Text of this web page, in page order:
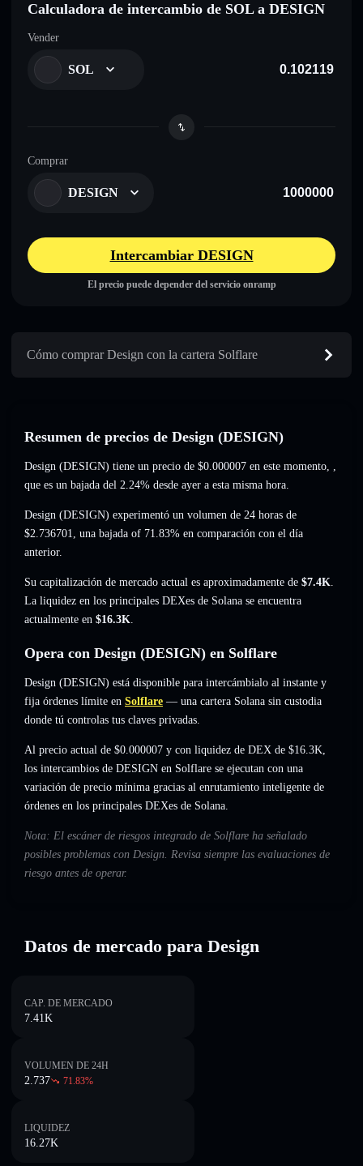
Calculadora de intercambio de SOL a DESIGN
Vender
SOL
Comprar
DESIGN
Intercambiar DESIGN
El precio puede depender del servicio onramp
Cómo comprar Design con la cartera Solflare
Resumen de precios de Design (DESIGN)
Design (DESIGN) tiene un precio de $0.000007 en este momento, ,
que es un bajada del 2.24% desde ayer a esta misma hora.
Design (DESIGN) experimentó un volumen de 24 horas de
$2.736701, una bajada of 71.83% en comparación con el día
anterior.
Su capitalización de mercado actual es aproximadamente de $7.4K.
La liquidez en los principales DEXes de Solana se encuentra
actualmente en $16.3K.
Opera con Design (DESIGN) en Solflare
Design (DESIGN) está disponible para intercámbialo al instante y
fija órdenes límite en Solflare — una cartera Solana sin custodia
donde tú controlas tus claves privadas.
Al precio actual de $0.000007 y con liquidez de DEX de $16.3K,
los intercambios de DESIGN en Solflare se ejecutan con una
variación de precio mínima gracias al enrutamiento inteligente de
órdenes en los principales DEXes de Solana.
Nota: El escáner de riesgos integrado de Solflare ha señalado
posibles problemas con Design. Revisa siempre las evaluaciones de
riesgo antes de operar.
Datos de mercado para Design
CAP. DE MERCADO
7.41K
VOLUMEN DE 24H
2.737 71.83%
LIQUIDEZ
16.27K